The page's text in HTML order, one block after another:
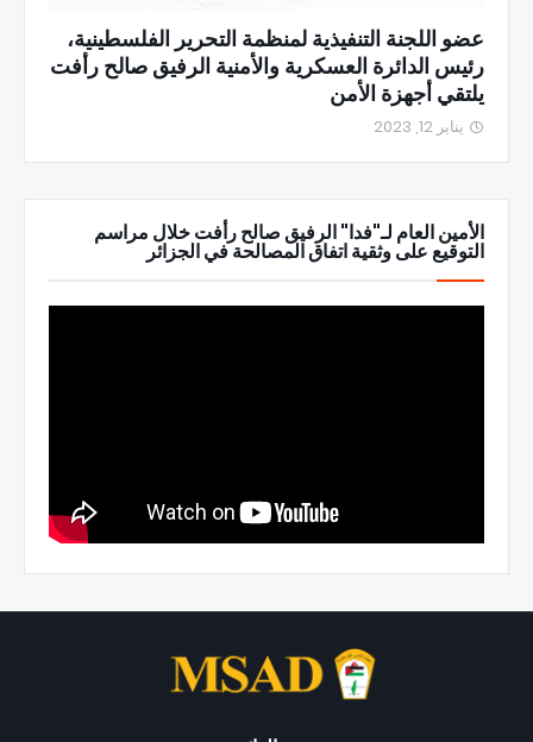
عضو اللجنة التنفيذية لمنظمة التحرير الفلسطينية،
رئيس الدائرة العسكرية والأمنية الرفيق صالح رأفت
يلتقي أجهزة الأمن
يناير 12, 2023
الأمين العام لـ"فدا" الرفيق صالح رأفت خلال مراسم
التوقيع على وثقية اتفاق المصالحة في الجزائر